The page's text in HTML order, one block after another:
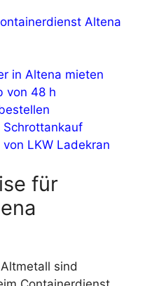
Altena
in Altena mieten
von 48 h
Schrottankauf
LKW Ladekran
für
sind